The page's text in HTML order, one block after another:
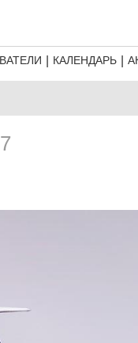
КАЛЕНДАРЬ